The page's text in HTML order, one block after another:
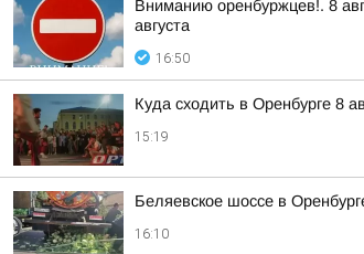
Вниманию оренбуржцев!. 8
августа
16:50
Куда сходить в Оренбурге 8
15:19
Беляевское шоссе в
16:10